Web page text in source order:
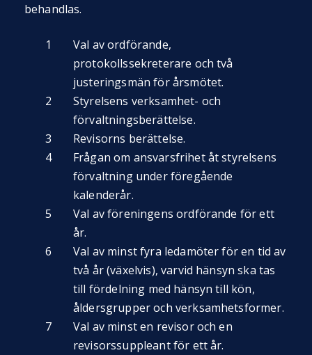
behandlas.
Val av ordförande,
protokollssekreterare och två
justeringsmän för årsmötet.
Styrelsens verksamhet- och
förvaltningsberättelse.
Revisorns berättelse.
Frågan om ansvarsfrihet åt styrelsens
förvaltning under föregående
kalenderår.
Val av föreningens ordförande för ett
år.
Val av minst fyra ledamöter för en tid av
två år (växelvis), varvid hänsyn ska tas
till fördelning med hänsyn till kön,
åldersgrupper och verksamhetsformer.
Val av minst en revisor och en
revisorssuppleant för ett år.